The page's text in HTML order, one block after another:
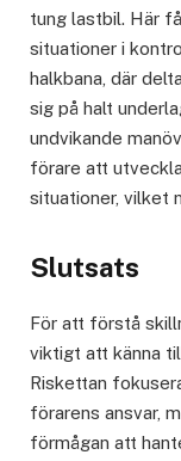
tung lastbil. Här
situationer i
halkbana, där
sig på halt
undvikande
förare att
situationer, vilket
Slutsats
För att förstå
viktigt att känna
Riskettan
förarens ansvar,
förmågan att